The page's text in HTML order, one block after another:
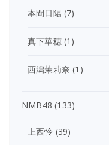
本間日陽(7)
真下華穂(1)
西潟茉莉奈 (1)
NMB48 (133)
上西怜 (39)